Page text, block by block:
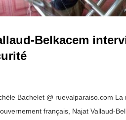
Belkacem
Bachelet @ ruevalparaiso.com
français, Najat Vallaud-